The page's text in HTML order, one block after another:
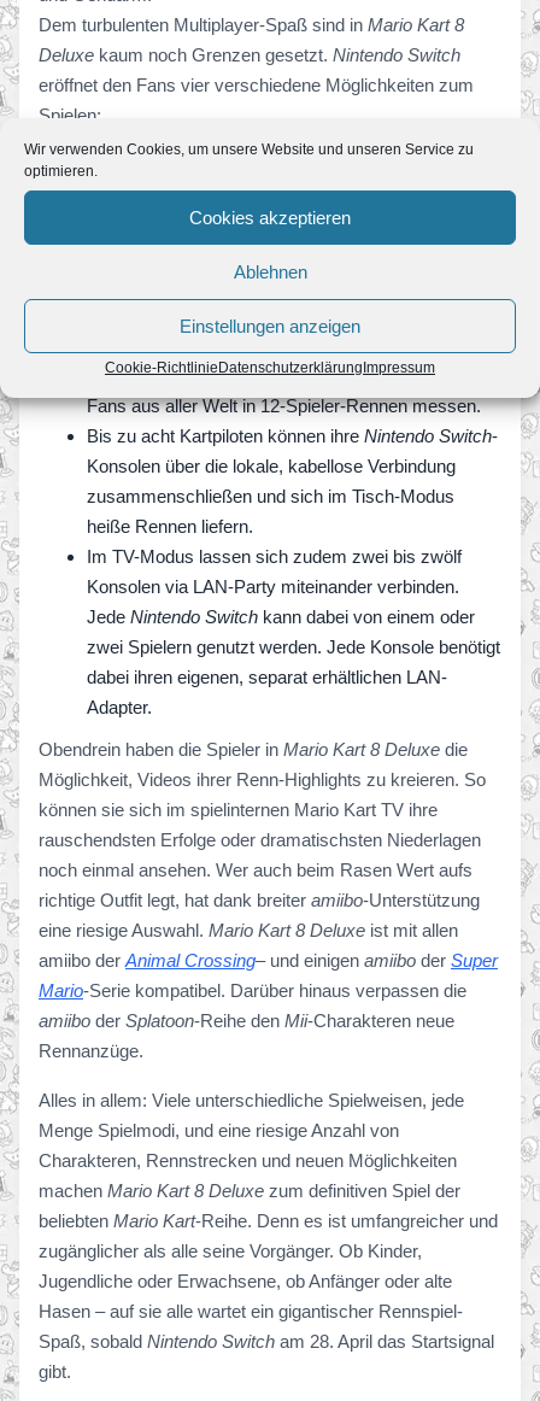
Wir verwenden Cookies, um unsere Website und unseren Service zu
optimieren.
Cookies akzeptieren
Ablehnen
Einstellungen anzeigen
Cookie-Richtlinie Datenschutzerklärung Impressum
Dem turbulenten Multiplayer-Spaß sind in Mario Kart 8
Deluxe kaum noch Grenzen gesetzt. Nintendo Switch
eröffnet den Fans vier verschiedene Möglichkeiten zum
Spielen:
Mit einer einzigen
vier Spieler um die Wette rasen, entweder im TV-
Modus, in dem sie sich dank Splitscreen gegenseitig
die Konsole mit Hilfe des integrierten Aufstellers vor
sich platzieren.
Switchgemeinsam nutzen, mit weiteren Nintendo-
Fans aus aller Welt in 12-Spieler-Rennen messen.
Bis zu acht Kartpiloten können ihre Nintendo Switch-
Konsolen über die lokale, kabellose Verbindung
zusammenschließen und sich im Tisch-Modus
heiße Rennen liefern.
Im TV-Modus lassen sich zudem zwei bis zwölf
Konsolen via LAN-Party miteinander verbinden.
Jede Nintendo Switch kann dabei von einem oder
zwei Spielern genutzt werden. Jede Konsole benötigt
dabei ihren eigenen, separat erhältlichen LAN-
Adapter.
Obendrein haben die Spieler in Mario Kart 8 Deluxe die
Möglichkeit, Videos ihrer Renn-Highlights zu kreieren. So
können sie sich im spielinternen Mario Kart TV ihre
rauschendsten Erfolge oder dramatischsten Niederlagen
noch einmal ansehen. Wer auch beim Rasen Wert aufs
richtige Outfit legt, hat dank breiter amiibo-Unterstützung
eine riesige Auswahl. Mario Kart 8 Deluxe ist mit allen
amiibo der Animal Crossing– und einigen amiibo der Super
Mario-Serie kompatibel. Darüber hinaus verpassen die
amiibo der Splatoon-Reihe den Mii-Charakteren neue
Rennanzüge.
Alles in allem: Viele unterschiedliche Spielweisen, jede
Menge Spielmodi, und eine riesige Anzahl von
Charakteren, Rennstrecken und neuen Möglichkeiten
machen Mario Kart 8 Deluxe zum definitiven Spiel der
beliebten Mario Kart-Reihe. Denn es ist umfangreicher und
zugänglicher als alle seine Vorgänger. Ob Kinder,
Jugendliche oder Erwachsene, ob Anfänger oder alte
Hasen – auf sie alle wartet ein gigantischer Rennspiel-
Spaß, sobald Nintendo Switch am 28. April das Startsignal
gibt.